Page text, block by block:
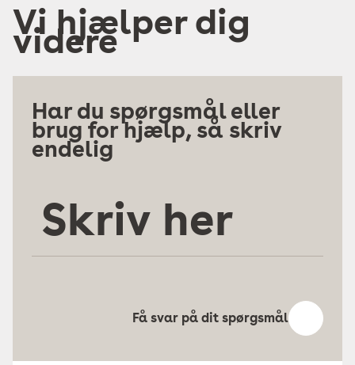
Vi hjælper dig
videre
Har du spørgsmål eller
brug for hjælp, så skriv
endelig
her
Få svar på dit spørgsmål